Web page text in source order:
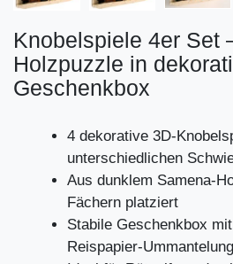
Knobelspiele 4er Set
Holzpuzzle in
Geschenkbox
4 dekorative 3D-
unterschiedlichen
Aus dunklem Samena-
Fächern platziert
Stabile Geschenkbox
Reispapier-Ummantelung